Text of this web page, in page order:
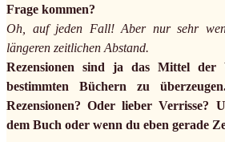
Frage kommen?
Oh, auf jeden Fall! Aber nur sehr
längeren zeitlichen Abstand.
Rezensionen sind ja das Mittel der
bestimmten Büchern zu
Rezensionen? Oder lieber Verrisse?
dem Buch oder wenn du eben gerade